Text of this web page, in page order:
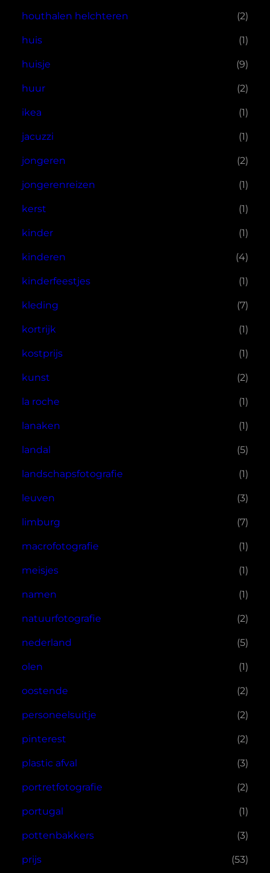
houthalen helchteren (2)
huis (1)
huisje (9)
huur (2)
ikea (1)
jacuzzi (1)
jongeren (2)
jongerenreizen (1)
kerst (1)
kinder (1)
kinderen (4)
kinderfeestjes (1)
kleding (7)
kortrijk (1)
kostprijs (1)
kunst (2)
la roche (1)
lanaken (1)
landal (5)
landschapsfotografie (1)
leuven (3)
limburg (7)
macrofotografie (1)
meisjes (1)
namen (1)
natuurfotografie (2)
nederland (5)
olen (1)
oostende (2)
personeelsuitje (2)
pinterest (2)
plastic afval (3)
portretfotografie (2)
portugal (1)
pottenbakkers (3)
prijs (53)